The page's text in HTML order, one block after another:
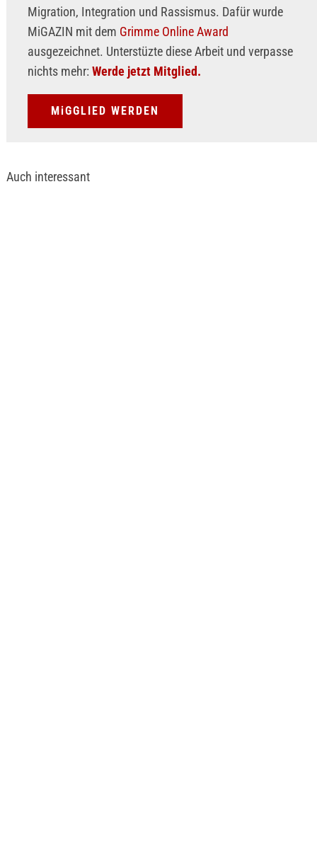
Migration, Integration und Rassismus. Dafür wurde
MiGAZIN mit dem Grimme Online Award
ausgezeichnet. Unterstüzte diese Arbeit und verpasse
nichts mehr: Werde jetzt Mitglied.
MiGGLIED WERDEN
Auch interessant